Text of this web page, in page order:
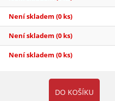
Není skladem (0 ks)
Není skladem (0 ks)
Není skladem (0 ks)